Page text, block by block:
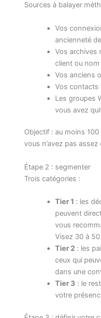
Sources à balayer
Vos
ancienneté
Vos archives
client ou
Vos anciens
Vos contacts
Les groupes
vous avez
Objectif : au moins
vous n’avez pas assez
Étape 2 : segmenter
Trois catégories :
Tier 1 : les
peuvent
vous
Visez 30 à
Tier 2: les
ceux qui
dans une
Tier 3 : le
votre